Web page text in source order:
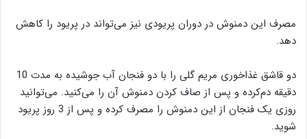
مصرف این دمنوش در دوران پریودی نیز می‌تواند در پریود را کاهش
دهد.
دو قاشق غذاخوری مریم گلی را با دو فنجان آب جوشیده به مدت 10
دقیقه دم‌کرده و پس از صاف کردن دمنوش آن را می‌کنید. می‌توانید
روزی یک فنجان از این دمنوش را مصرف کرده و پس از 3 روز پریود
شوید.